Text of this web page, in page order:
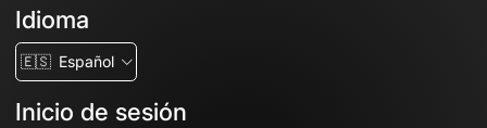
Idioma
🇪🇸 Español
Inicio de sesión